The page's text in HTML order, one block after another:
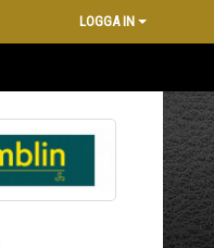
LOGGA IN